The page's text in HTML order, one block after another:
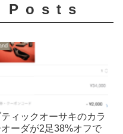
ィックオーサキのカラ
オーダが2足38%オフで